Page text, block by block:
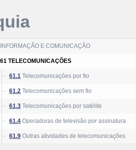
INFORMAÇÃO E COMUNICAÇÃO
61 TELECOMUNICAÇÕES
61.1 Telecomunicações por fio
61.2 Telecomunicações sem fio
61.3 Telecomunicações por satélite
61.4 Operadoras de televisão por assinatura
61.9 Outras atividades de telecomunicações